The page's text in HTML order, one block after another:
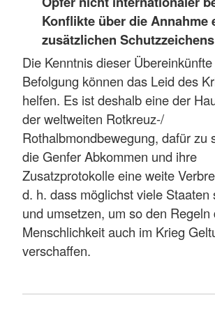
Konflikte über die Annahme
zusätzlichen Schutzzeichens
Die Kenntnis dieser
Befolgung können das Leid des
helfen. Es ist deshalb eine der
der weltweiten Rotkreuz-/
Rothalbmondbewegung, dafür zu
die Genfer Abkommen und ihre
Zusatzprotokolle eine weite
d. h. dass möglichst viele Staaten
und umsetzen, um so den Regeln
Menschlichkeit auch im Krieg
verschaffen.